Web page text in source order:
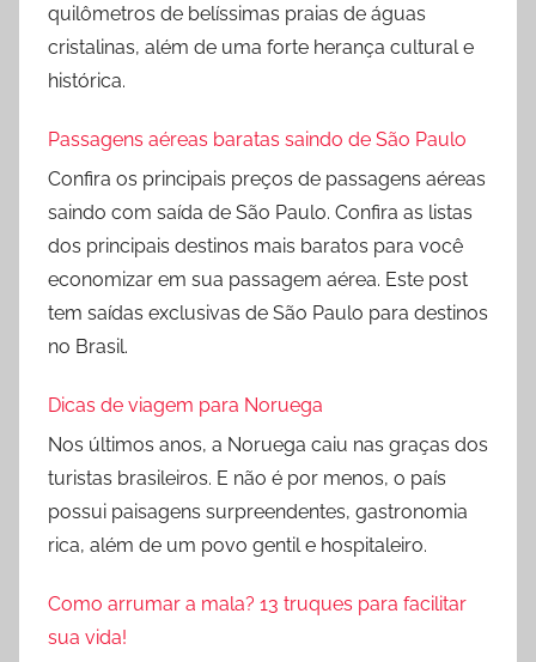
quilômetros de belíssimas praias de águas
cristalinas, além de uma forte herança cultural e
histórica.
Passagens aéreas baratas saindo de São Paulo
Confira os principais preços de passagens aéreas
saindo com saída de São Paulo. Confira as listas
dos principais destinos mais baratos para você
economizar em sua passagem aérea. Este post
tem saídas exclusivas de São Paulo para destinos
no Brasil.
Dicas de viagem para Noruega
Nos últimos anos, a Noruega caiu nas graças dos
turistas brasileiros. E não é por menos, o país
possui paisagens surpreendentes, gastronomia
rica, além de um povo gentil e hospitaleiro.
Como arrumar a mala? 13 truques para facilitar
sua vida!